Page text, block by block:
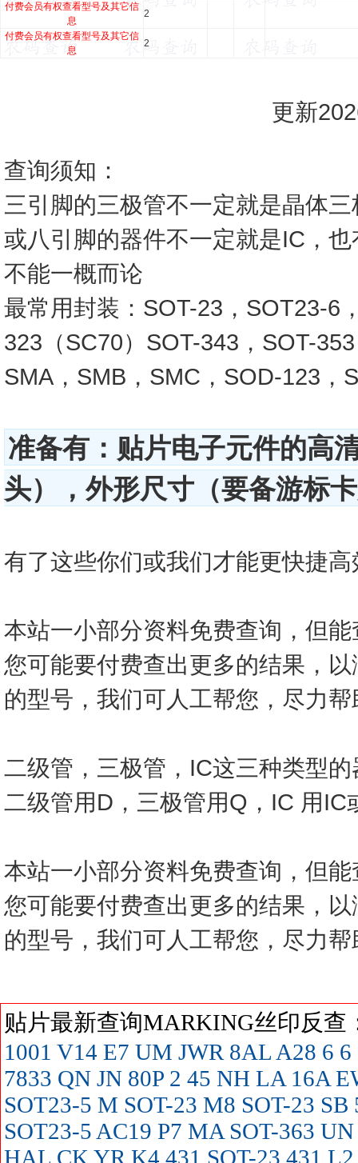
付费会员有权查看型号及其它信
息
2
付费会员有权查看型号及其它信
息
2
更新
查询须知：
三引脚的三极管不一定就是晶体
或八引脚的器件不一定就是IC，
不能一概而论
最常用封装：SOT-23，SOT23-6
323（SC70）SOT-343，SOT-
SMA，SMB，SMC，SOD-123，
准备有：贴片电子元件的高
头），外形尺寸（要备游标
有了这些你们或我们才能更快捷
本站一小部分资料免费查询，但
您可能要付费查出更多的结果，
的型号，我们可人工帮您，尽力
二级管，三极管，IC这三种类型
二级管用D，三极管用Q，IC 用IC
本站一小部分资料免费查询，但
您可能要付费查出更多的结果，
的型号，我们可人工帮您，尽力
贴片最新查询MARKING丝印反
1001 V14 E7 UM JWR 8AL A28 6 6
7833 QN JN 80P 2 45 NH LA 16A
SOT23-5 M SOT-23 M8 SOT-23 SB
SOT23-5 AC19 P7 MA SOT-363 UN
HAL CK YR K4 431 SOT-23 431 L2